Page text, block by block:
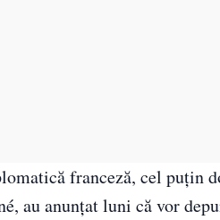
franceză, cel puţin
au anunţat luni că vor